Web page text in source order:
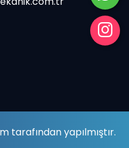
tarafından yapılmıştır.